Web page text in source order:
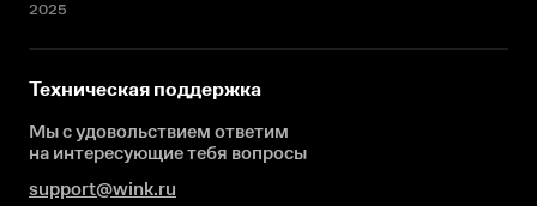
2025
Техническая поддержка
Мы с удовольствием ответим
на интересующиетебя вопросы
support@wink.ru